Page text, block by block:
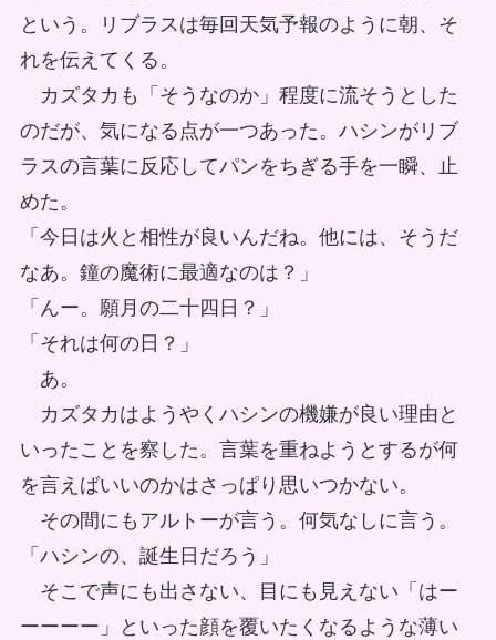
という。リブラスは毎回天気予報のように朝、そ
れを伝えてくる。
カズタカも「そうなのか」程度に流そうとした
のだが、気になる点が一つあった。ハシンがリブ
ラスの言葉に反応してパンをちぎる手を一瞬、止
めた。
「今日は火と相性が良いんだね。他には、そうだ
なあ。鐘の魔術に最適なのは？」
「んー。願月の二十四日？」
「それは何の日？」
あ。
カズタカはようやくハシンの機嫌が良い理由と
いったことを察した。言葉を重ねようとするが何
を言えばいいのかはさっぱり思いつかない。
その間にもアルトーが言う。何気なしに言う。
「ハシンの、誕生日だろう」
そこで声にも出さない、目にも見えない「はー
ーーーー」といった顔を覆いたくなるような薄い